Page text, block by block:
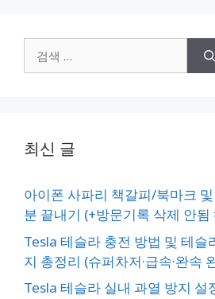
색:
최신 글
아이폰 사파리 책갈피/북마크
분 끝내기 (+방문기록 삭제 안됨
Tesla 테슬라 충전 방법 및 테슬
지 총정리 (슈퍼차저·급속·완속
Tesla 테슬라 실내 과열 방지 설